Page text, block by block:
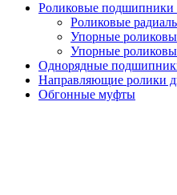
Роликовые подшипники
Роликовые
Упорные
Упорные
Однорядные
Направляющие ролики
Обгонные муфты